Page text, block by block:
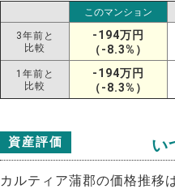
このマンション
3年前と
比較
-194万円
（-8.3%）
1年前と
比較
-194万円
（-8.3%）
資産評価 い
カルティア蒲郡の価格推移